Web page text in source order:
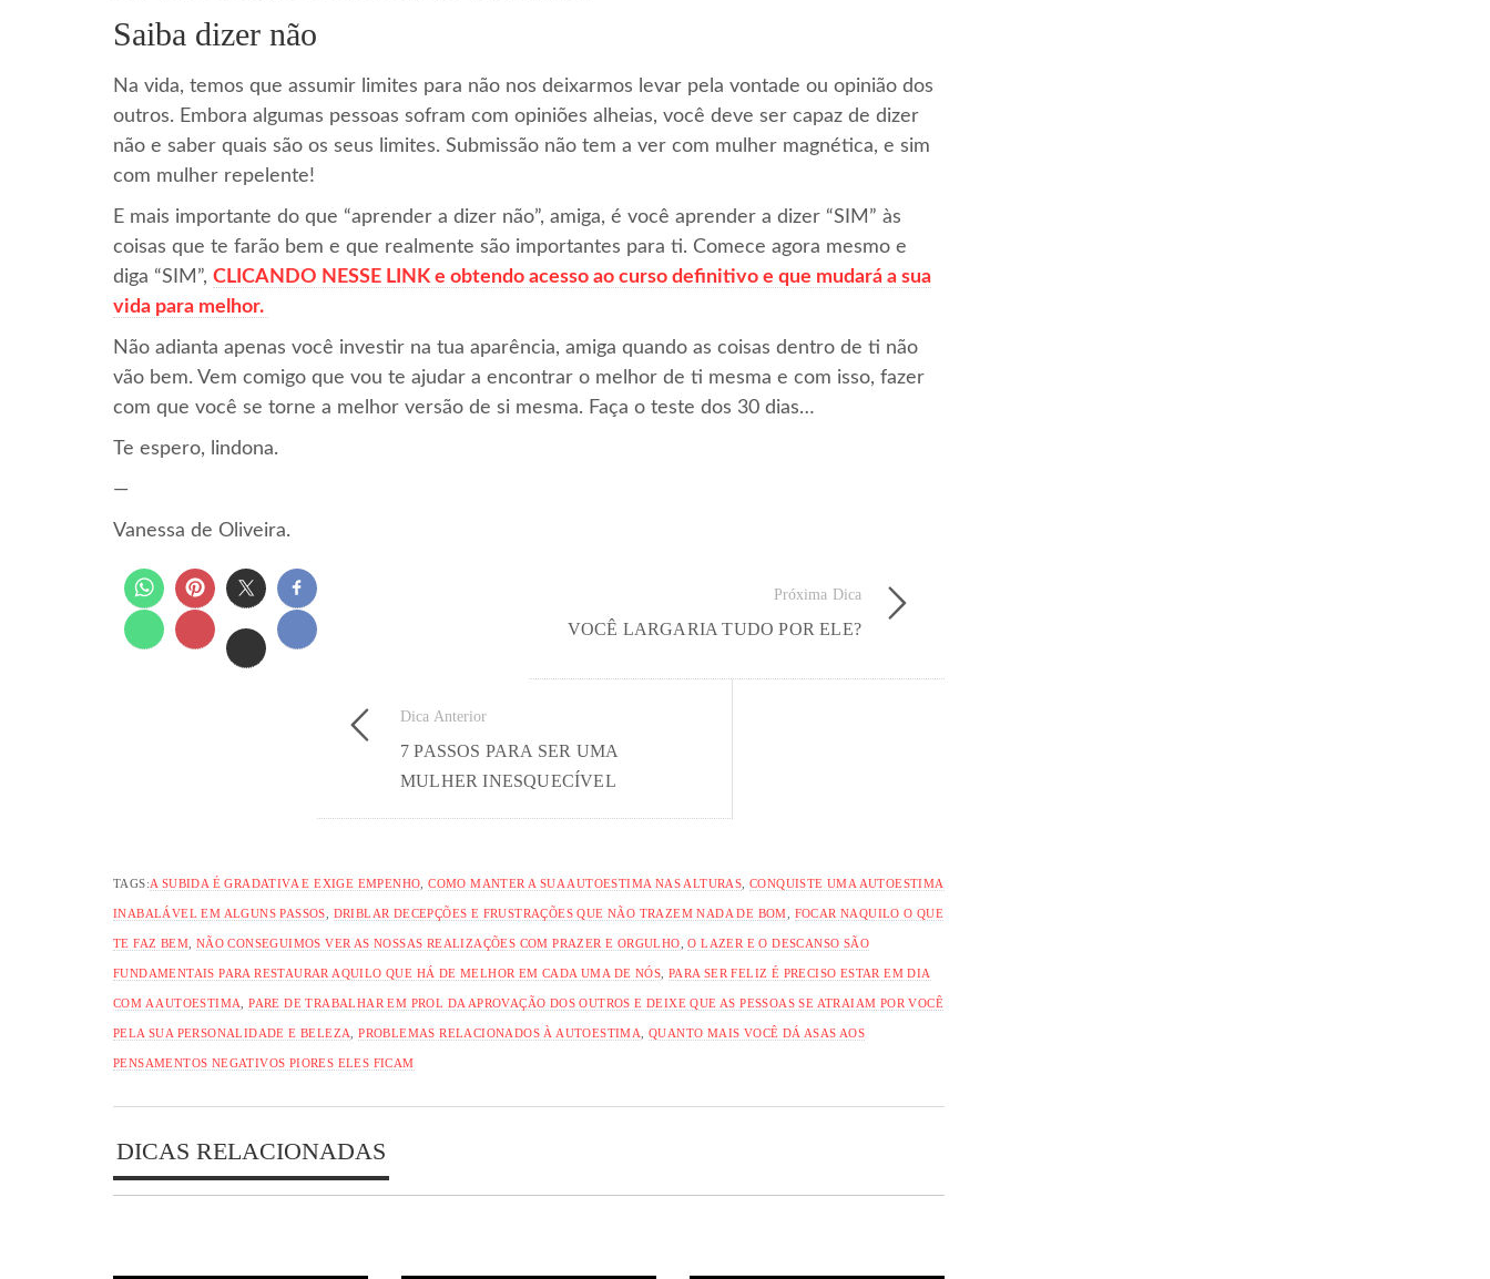
Saiba dizer não
Na vida, temos que assumir limites para não nos deixarmos levar pela vontade ou opinião dos
outros. Embora algumas pessoas sofram com opiniões alheias, você deve ser capaz de dizer
não e saber quais são os seus limites. Submissão não tem a ver com mulher magnética, e sim
com mulher repelente!
E mais importante do que “aprender a dizer não”, amiga, é você aprender a dizer “SIM” às
coisas que te farão bem e que realmente são importantes para ti. Comece agora mesmo e
diga “SIM”, CLICANDO NESSE LINK e obtendo acesso ao curso definitivo e que mudará a sua
vida para melhor.
Não adianta apenas você investir na tua aparência, amiga quando as coisas dentro de ti não
vão bem. Vem comigo que vou te ajudar a encontrar o melhor de ti mesma e com isso, fazer
com que você se torne a melhor versão de si mesma. Faça o teste dos 30 dias…
Te espero, lindona.
—
Vanessa de Oliveira.
Próxima Dica
VOCÊ LARGARIA TUDO POR ELE?
Dica Anterior
7 PASSOS PARA SER UMA
MULHER INESQUECÍVEL
TAGS:A SUBIDA É GRADATIVA E EXIGE EMPENHO ,COMO MANTER A SUA AUTOESTIMA NAS ALTURAS ,CONQUISTE UMA AUTOESTIMA
INABALÁVEL EM ALGUNS PASSOS DRIBLAR DECEPÇÕES E FRUSTRAÇÕES QUE NÃO TRAZEM NADA DE BOM FOCAR NAQUILO O QUE
TE FAZ BEM NÃO CONSEGUIMOS VER AS NOSSAS REALIZAÇÕES COM PRAZER E ORGULHO ,O LAZER E O DESCANSO SÃO
FUNDAMENTAIS PARA RESTAURAR AQUILO QUE HÁ DE MELHOR EM CADA UMA DE NÓS PARA SER FELIZ É PRECISO ESTAR EM DIA
COM A AUTOESTIMA ,PARE DE TRABALHAR EM PROL DA APROVAÇÃO DOS OUTROS E DEIXE QUE AS PESSOAS SE ATRAIAM POR VOCÊ
PELA SUA PERSONALIDADE E BELEZA ,PROBLEMAS RELACIONADOS À AUTOESTIMA ,QUANTO MAIS VOCÊ DÁ ASAS AOS
PENSAMENTOS NEGATIVOS PIORES ELES FICAM
DICAS RELACIONADAS